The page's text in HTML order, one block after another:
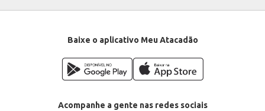
Baixe o aplicativo Meu Atacadão
Acompanhe a gente nas redes sociais